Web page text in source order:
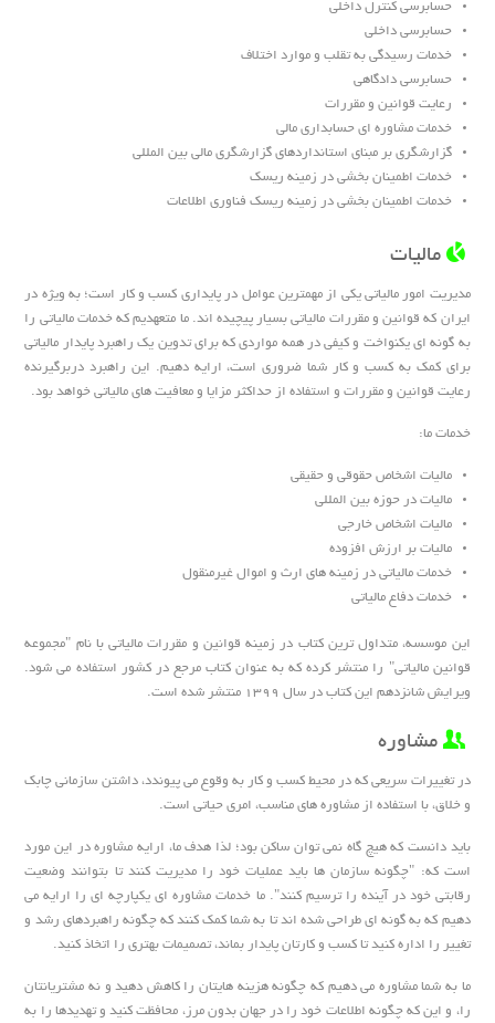
حسابرسی کنترل داخلی
حسابرسی داخلی
خدمات رسیدگی به تقلب و موارد اختلاف
حسابرسی دادگاهی
رعایت قوانین و مقررات
خدمات مشاوره ای حسابداری مالی
گزارشگری بر مبنای استانداردهای گزارشگری مالی بین المللی
خدمات اطمینان بخشی در زمینه ریسک
خدمات اطمینان بخشی در زمینه ریسک فناوری اطلاعات
مالیات
مدیریت امور مالیاتی یکی از مهمترین عوامل در پایداری کسب و کار است؛ به ویژه در
ایران که قوانین و مقررات مالیاتی بسیار پیچیده اند. ما متعهدیم که خدمات مالیاتی را
به گونه ای یکنواخت و کیفی در همه مواردی که برای تدوین یک راهبرد پایدار مالیاتی
برای کمک به کسب و کار شما ضروری است، ارایه دهیم. این راهبرد دربرگیرنده
رعایت قوانین و مقررات و استفاده از حداکثر مزایا و معافیت های مالیاتی خواهد بود.
خدمات ما:
مالیات اشخاص حقوقی و حقیقی
مالیات در حوزه بین المللی
مالیات اشخاص خارجی
مالیات بر ارزش افزوده
خدمات مالیاتی در زمینه های ارث و اموال غیرمنقول
خدمات دفاع مالیاتی
این موسسه، متداول ترین کتاب در زمینه قوانین و مقررات مالیاتی با نام "مجموعه
قوانین مالیاتی" را منتشر کرده که به عنوان کتاب مرجع در کشور استفاده می شود.
ویرایش شانزدهم این کتاب در سال 1399 منتشر شده است.
مشاوره
در تغییرات سریعی که در محیط کسب و کار به وقوع می پیوندد، داشتن سازمانی چابک
و خلاق، با استفاده از مشاوره های مناسب، امری حیاتی است.
باید دانست که هیچ گاه نمی توان ساکن بود؛ لذا هدف ما، ارایه مشاوره در این مورد
است که: "چگونه سازمان ها باید عملیات خود را مدیریت کنند تا بتوانند وضعیت
رقابتی خود در آینده را ترسیم کنند". ما خدمات مشاوره ای یکپارچه ای را ارایه می
دهیم که به گونه ای طراحی شده اند تا به شما کمک کنند که چگونه راهبردهای رشد و
تغییر را اداره کنید تا کسب و کارتان پایدار بماند، تصمیمات بهتری را اتخاذ کنید.
ما به شما مشاوره می دهیم که چگونه هزینه هایتان را کاهش دهید و نه مشتریانتان
را، و این که چگونه اطلاعات خود را در جهان بدون مرز، محافظت کنید و تهدیدها را به